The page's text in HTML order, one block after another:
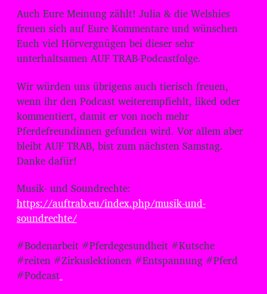
Auch Eure Meinung zählt! Julia & die Welshies
freuen sich auf Eure Kommentare und wünschen
Euch viel Hörvergnügen bei dieser sehr
unterhaltsamen AUF TRAB-Podcastfolge.
Wir würden uns übrigens auch tierisch freuen,
wenn ihr den Podcast weiterempfiehlt, liked oder
kommentiert, damit er von noch mehr
Pferdefreundinnen gefunden wird. Vor allem aber
bleibt AUF TRAB, bist zum nächsten Samstag.
Danke dafür!
Musik- und Soundrechte:
⁠⁠⁠⁠⁠⁠⁠⁠⁠⁠⁠⁠⁠⁠⁠⁠⁠⁠⁠⁠⁠⁠⁠⁠⁠https://auftrab.eu/index.php/musik-und-
soundrechte/⁠⁠⁠⁠⁠⁠⁠⁠⁠⁠⁠⁠⁠⁠⁠⁠⁠⁠⁠⁠⁠⁠⁠⁠⁠
#Bodenarbeit #Pferdegesundheit #Kutsche
#reiten #Zirkuslektionen #Entspannung #Pferd
#Podcast